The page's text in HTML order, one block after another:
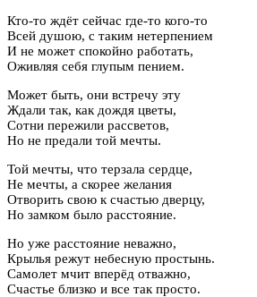
Кто-то ждёт сейчас где-то кого-то
Всей душою, с таким нетерпением
И не может спокойно работать,
Оживляя себя глупым пением.
Может быть, они встречу эту
Ждали так, как дождя цветы,
Сотни пережили рассветов,
Но не предали той мечты.
Той мечты, что терзала сердце,
Не мечты, а скорее желания
Отворить свою к счастью дверцу,
Но замком было расстояние.
Но уже расстояние неважно,
Крылья режут небесную простынь.
Самолет мчит вперёд отважно,
Счастье близко и все так просто.